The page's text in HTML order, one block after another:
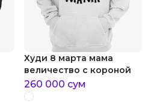
Худи 8 марта мама
величество с короной
260 000 сум